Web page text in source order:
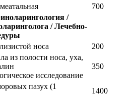
700
/
/ Лечебно-
носа 200
из полости носа, уха,
исследование
350
пазух (1
1400